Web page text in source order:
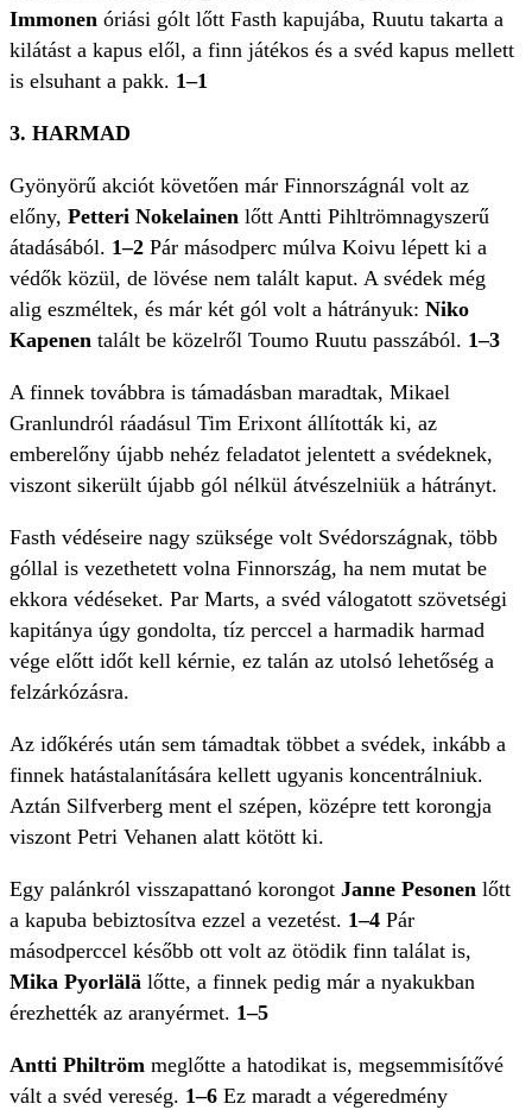
Immonen óriási gólt lőtt Fasth kapujába, Ruutu takarta a
kilátást a kapus elől, a finn játékos és a svéd kapus mellett
is elsuhant a pakk. 1–1
3. HARMAD
Gyönyörű akciót követően már Finnországnál volt az
előny, Petteri Nokelainen lőtt Antti Pihltrömnagyszerű
átadásából. 1–2 Pár másodperc múlva Koivu lépett ki a
védők közül, de lövése nem talált kaput. A svédek még
alig eszméltek, és már két gól volt a hátrányuk: Niko
Kapenen talált be közelről Toumo Ruutu passzából. 1–3
A finnek továbbra is támadásban maradtak, Mikael
Granlundról ráadásul Tim Erixont állították ki, az
emberelőny újabb nehéz feladatot jelentett a svédeknek,
viszont sikerült újabb gól nélkül átvészelniük a hátrányt.
Fasth védéseire nagy szüksége volt Svédországnak, több
góllal is vezethetett volna Finnország, ha nem mutat be
ekkora védéseket. Par Marts, a svéd válogatott szövetségi
kapitánya úgy gondolta, tíz perccel a harmadik harmad
vége előtt időt kell kérnie, ez talán az utolsó lehetőség a
felzárkózásra.
Az időkérés után sem támadtak többet a svédek, inkább a
finnek hatástalanítására kellett ugyanis koncentrálniuk.
Aztán Silfverberg ment el szépen, középre tett korongja
viszont Petri Vehanen alatt kötött ki.
Egy palánkról visszapattanó korongot Janne Pesonen lőtt
a kapuba bebiztosítva ezzel a vezetést. 1–4 Pár
másodperccel később ott volt az ötödik finn találat is,
Mika Pyorlälä lőtte, a finnek pedig már a nyakukban
érezhették az aranyérmet. 1–5
Antti Philtröm meglőtte a hatodikat is, megsemmisítővé
vált a svéd vereség. 1–6 Ez maradt a végeredmény